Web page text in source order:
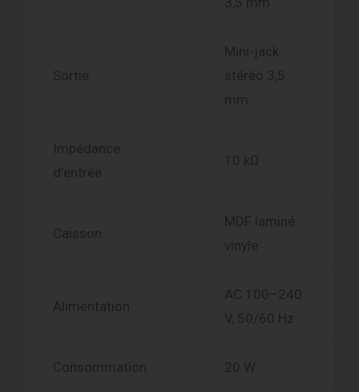
Sortie
Mini-jack
stéréo 3,5
mm
Impédance
d’entrée
10 kΩ
Caisson
MDF laminé
vinyle
Alimentation
AC 100–240
V, 50/60 Hz
Consommation 20 W